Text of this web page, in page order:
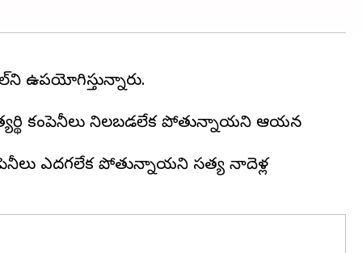
ఉపయోగిస్తున్నారు.
కంపెనీలు నిలబడలేక పోతున్నాయని ఆయన
ఎదగలేక పోతున్నాయని సత్య నాదెళ్ల